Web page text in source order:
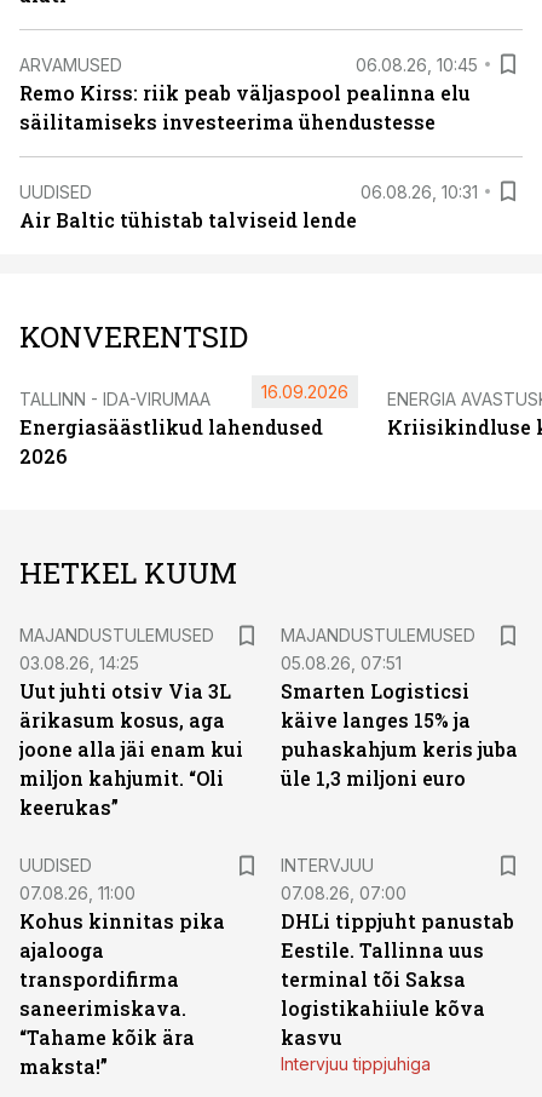
ARVAMUSED 06.08.26, 10:45
Remo Kirss: riik peab väljaspool pealinna elu
säilitamiseks investeerima ühendustesse
UUDISED 06.08.26, 10:31
Air Baltic tühistab talviseid lende
KONVERENTSID
TALLINN - IDA-VIRUMAA
Energiasäästlikud lahendused
2026
16.09.2026 ENERGIA
Kriisikindluse
HETKEL KUUM
MAJANDUSTULEMUSED
03.08.26, 14:25
Uut juhti otsiv Via 3L
ärikasum kosus, aga
joone alla jäi enam kui
miljon kahjumit. “Oli
keerukas”
MAJANDUSTULEMUSED
05.08.26, 07:51
Smarten Logisticsi
käive langes 15% ja
puhaskahjum keris juba
üle 1,3 miljoni euro
UUDISED
07.08.26, 11:00
Kohus kinnitas pika
ajalooga
transpordifirma
saneerimiskava.
“Tahame kõik ära
maksta!”
INTERVJUU
07.08.26, 07:00
DHLi tippjuht panustab
Eestile. Tallinna uus
terminal tõi Saksa
logistikahiiule kõva
kasvu
Intervjuu tippjuhiga